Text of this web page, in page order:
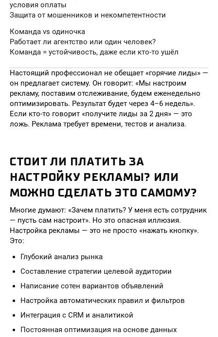
условия оплаты
Защита от мошенников и некомпетентности
Команда vs одиночка
Работает ли агентство или один человек?
Команда = устойчивость, даже если кто-то ушёл
Настоящий профессионал не обещает «горячие лиды» —
он предлагает систему. Он говорит: «Мы настроим
рекламу, поставим отслеживание, будем еженедельно
оптимизировать. Результат будет через 4–6 недель».
Если кто-то говорит «получите лиды за 2 дня» — это
ложь. Реклама требует времени, тестов и анализа.
СТОИТ ЛИ ПЛАТИТЬ ЗА
НАСТРОЙКУ РЕКЛАМЫ? ИЛИ
МОЖНО СДЕЛАТЬ ЭТО САМОМУ?
Многие думают: «Зачем платить? У меня есть сотрудник
— пусть сам настроит». Но это опасная иллюзия.
Настройка рекламы — это не просто «нажать кнопку».
Это:
Глубокий анализ рынка
Составление стратегии целевой аудитории
Написание сотен вариантов объявлений
Настройка автоматических правил и фильтров
Интеграция с CRM и аналитикой
Постоянная оптимизация на основе данных